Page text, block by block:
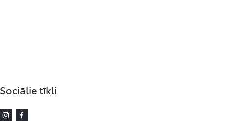
Sociālie tīkli
Instagram